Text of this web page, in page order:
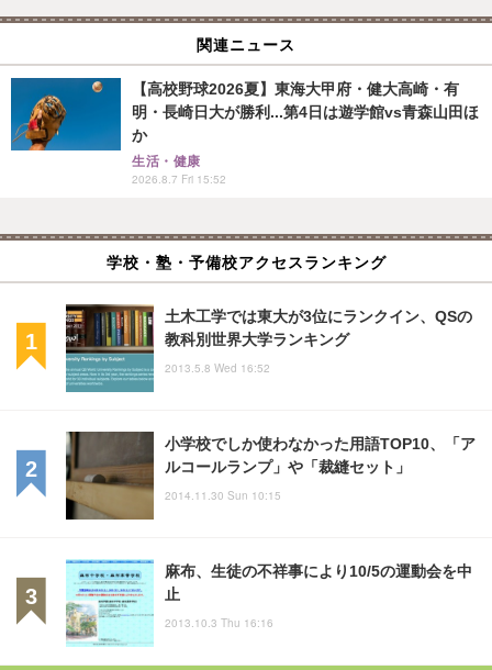
関連ニュース
【高校野球2026夏】東海大甲府・健大高崎・有
明・長崎日大が勝利...第4日は遊学館vs青森山田ほ
か
生活・健康
2026.8.7 Fri 15:52
学校・塾・予備校アクセスランキング
土木工学では東大が3位にランクイン、QSの
教科別世界大学ランキング
2013.5.8 Wed 16:52
小学校でしか使わなかった用語TOP10、「ア
ルコールランプ」や「裁縫セット」
2014.11.30 Sun 10:15
麻布、生徒の不祥事により10/5の運動会を中
止
2013.10.3 Thu 16:16